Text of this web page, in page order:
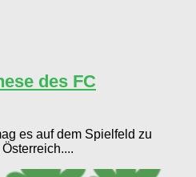
des FC
es auf dem Spielfeld zu